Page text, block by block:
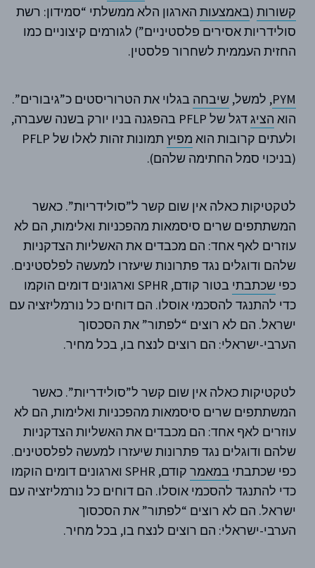
קשורות (באמצעות הארגון הלא ממשלתי “סמידון: רשת
סולידריות אסירים פלסטיניים”) לגורמים קיצוניים כמו
החזית העממית לשחרור פלסטין.
PYM, למשל,שיבחה בגלוי את הטרוריסטים כ”גיבורים”.
הוא הציג
דגל של PFLP בהפגנה בניו יורק בשנה שעברה,
ולעתים קרובות הוא מפיץ
תמונות זהות לאלו של PFLP
(בניכוי סמל החתימה שלהם).
לטקטיקות כאלה אין שום קשר ל”סולידריות”. כאשר
המשתתפים שרים סיסמאות מהפכניות ואלימות, הם לא
עוזרים לאף אחד: הם מכבדים את האשליות הצדקניות
שלהם ודוגלים נגד פתרונות שיעזרו למעשה לפלסטינים.
כפישכתבתי
בטור קודם, SPHR וארגונים דומים הוקמו
כדי להתנגד להסכמי אוסלו. הם דוחים כל נורמליזציה עם
ישראל. הם לא רוצים “לפתור” את הסכסוך
הערבי-ישראלי: הם רוצים לנצח בו, בכל מחיר.
לטקטיקות כאלה אין שום קשר ל”סולידריות”. כאשר
המשתתפים שרים סיסמאות מהפכניות ואלימות, הם לא
עוזרים לאף אחד: הם מכבדים את האשליות הצדקניות
שלהם ודוגלים נגד פתרונות שיעזרו למעשה לפלסטינים.
כפי שכתבתי במאמר
קודם, SPHR וארגונים דומים הוקמו
כדי להתנגד להסכמי אוסלו. הם דוחים כל נורמליזציה עם
ישראל. הם לא רוצים “לפתור” את הסכסוך
הערבי-ישראלי: הם רוצים לנצח בו, בכל מחיר.